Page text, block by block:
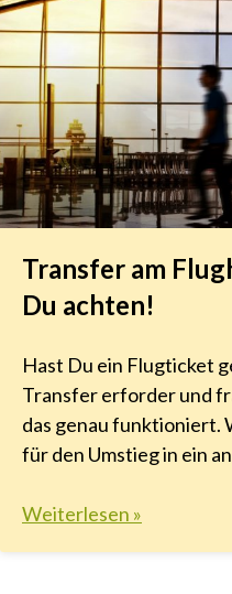
Transfer am
Du achten!
Hast Du ein Flugticket
Transfer erforder und
das genau funktioniert.
für den Umstieg in ein
Weiterlesen »